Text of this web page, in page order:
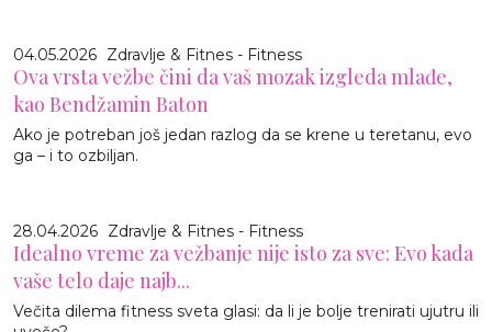
04.05.2026 Zdravlje & Fitnes - Fitness
Ova vrsta vežbe čini da vaš mozak izgleda mlađe,
kao Bendžamin Baton
Ako je potreban još jedan razlog da se krene u teretanu, evo
ga – i to ozbiljan.
28.04.2026 Zdravlje & Fitnes - Fitness
Idealno vreme za vežbanje nije isto za sve: Evo kada
vaše telo daje najb...
Večita dilema fitness sveta glasi: da li je bolje trenirati ujutru ili